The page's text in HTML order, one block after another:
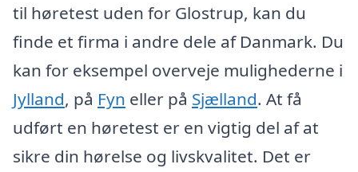
til høretest uden for Glostrup, kan du
finde et firma i andre dele af Danmark. Du
kan for eksempel overveje mulighederne i
Jylland, på Fyn eller på Sjælland. At få
udført en høretest er en vigtig del af at
sikre din hørelse og livskvalitet. Det er